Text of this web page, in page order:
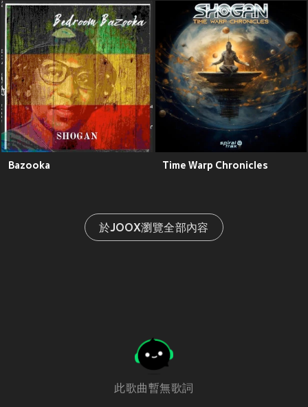
Bazooka Time Warp Chronicles
於JOOX瀏覽全部內容
此歌曲暫無歌詞